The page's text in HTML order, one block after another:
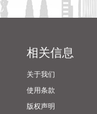
据中国工程机械工
量7608台（含电动
—7月，共销售挖掘
内销量86633台（
口85208台（含电
相关信息
关于我们
使用条款
版权声明